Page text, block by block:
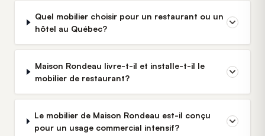
Quel mobilier choisir pour un restaurant ou un
hôtel au Québec?
Maison Rondeau livre-t-il et installe-t-il le
mobilier de restaurant?
Le mobilier de Maison Rondeau est-il conçu
pour un usage commercial intensif?